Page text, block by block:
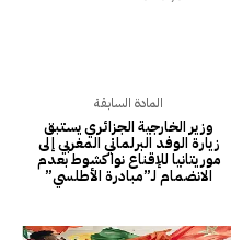
المادة السابقة
وزير الخارجية الجزائري يستبق
زيارة الوفد البرلماني المغربي إلى
موريتانيا للإقناع نواكشوط بعدم
الانضمام لـ”مبادرة الأطلسي”